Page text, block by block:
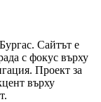
Сайтът е
с фокус върху
Проект за
върху